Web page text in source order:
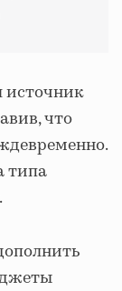
источник
что
типа